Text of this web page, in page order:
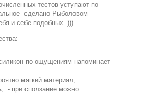
тестов уступают по
сделано Рыболовом –
и себе подобных. )))
по ощущениям напоминает
мягкий материал;
, - при сползание можно